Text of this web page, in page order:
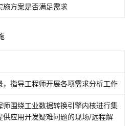
施方案是否满足需求
，指导工程师开展各项需求分析工作
师围绕工业数据转换引擎内核进行集
供应用开发疑难问题的现场/远程解